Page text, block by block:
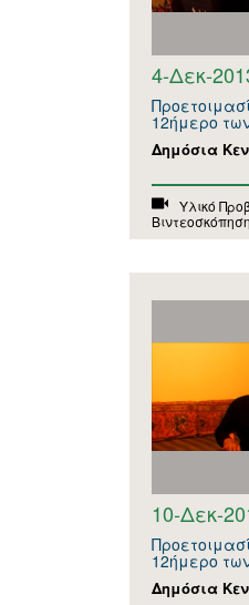
4-Δεκ-
12ήμερο
Δημόσια
Υλικό
Βιντεοσκόπηση
10-Δεκ-
12ήμερο
Δημόσια